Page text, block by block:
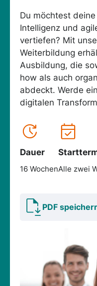
Du möchtest
Intelligenz und
vertiefen? Mit
Weiterbildung
Ausbildung, die
how als auch
abdeckt. Werde
digitalen
Dauer
16 WochenAlle zwei
PDF